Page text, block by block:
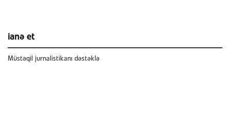
ianə et
Müstəqil jurnalistikanı dəstəklə